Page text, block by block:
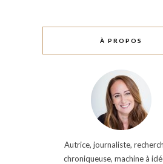
À PROPOS
Autrice, journaliste,
chroniqueuse, machine à